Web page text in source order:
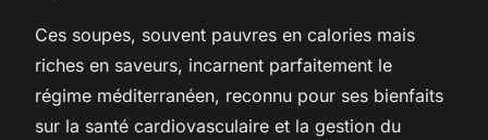
Ces soupes, souvent pauvres en calories mais
riches en saveurs, incarnent parfaitement le
régime méditerranéen, reconnu pour ses bienfaits
sur la santé cardiovasculaire et la gestion du